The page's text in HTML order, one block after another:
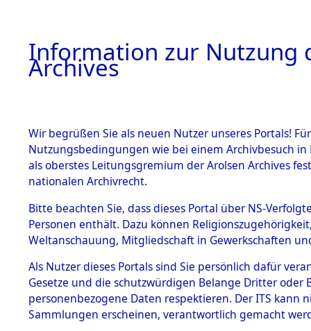
BESTÄNDE
1.
Inhaftierungsdoku
mente
1.2.9 Beim ITS
Effekten
1.2.9.1
Effekten aus
dem KZ
Dachau
0001
Information zur Nutzung
Archives
Wir begrüßen Sie als neuen Nutzer unseres Portals!
Nutzungsbedingungen wie bei einem Archivbesuch
als oberstes Leitungsgremium der Arolsen Archives
nationalen Archivrecht.
Bitte beachten Sie, dass dieses Portal über NS-
Personen enthält. Dazu können
Weltanschauung, Mitgliedschaft in Gewerkschaften
Als Nutzer dieses Portals sind Sie persönlich dafür
Gesetze und die schutzwürdigen Belange Dritter
personenbezogene Daten respektieren. Der ITS
Sammlungen erscheinen, verantwortlich gemacht